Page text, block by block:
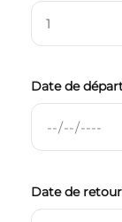
Date de
Date de